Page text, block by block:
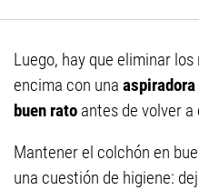
Luego, hay que eliminar
encima con una aspiradora
buen rato antes de volver
Mantener el colchón en
una cuestión de higiene: